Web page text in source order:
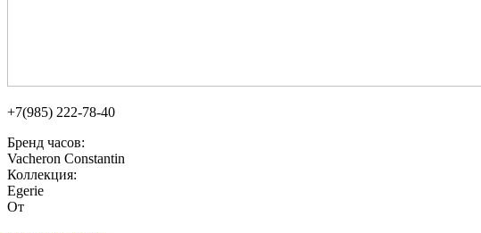
+7(985) 222-78-40
Бренд часов:
Vacheron Constantin
Коллекция:
Egerie
От